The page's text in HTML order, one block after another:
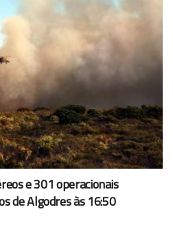
e 301 operacionais
de Algodres às 16:50